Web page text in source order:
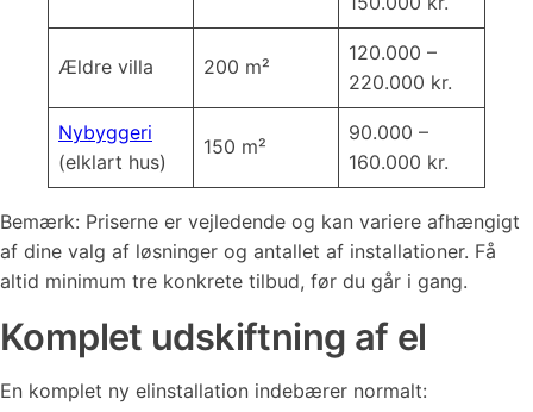
Ældre villa 200 m²
120.000 –
220.000 kr.
Nybyggeri
(elklart hus)
150 m²
90.000 –
160.000 kr.
Bemærk: Priserne er vejledende og kan variere afhængigt
af dine valg af løsninger og antallet af installationer. Få
altid minimum tre konkrete tilbud, før du går i gang.
Komplet udskiftning af el
En komplet ny elinstallation indebærer normalt: